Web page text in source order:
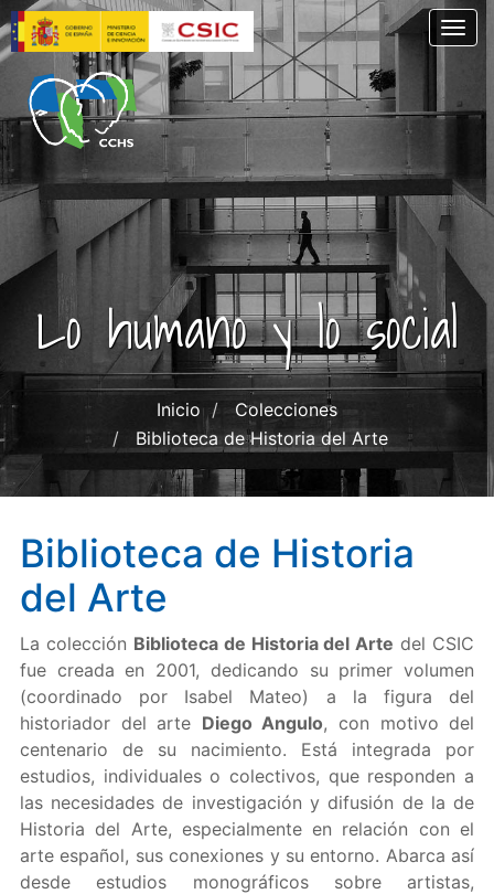
Pasar
al
contenido
principal
Lo humano y lo social
Inicio
Colecciones
Biblioteca de Historia del Arte
Biblioteca de Historia
del Arte
La colección Biblioteca de Historia del Arte del CSIC
fue creada en 2001, dedicando su primer volumen
(coordinado por Isabel Mateo) a la figura del
historiador del arte Diego Angulo, con motivo del
centenario de su nacimiento. Está integrada por
estudios, individuales o colectivos, que responden a
las necesidades de investigación y difusión de la de
Historia del Arte, especialmente en relación con el
arte español, sus conexiones y su entorno. Abarca así
desde estudios monográficos sobre artistas,